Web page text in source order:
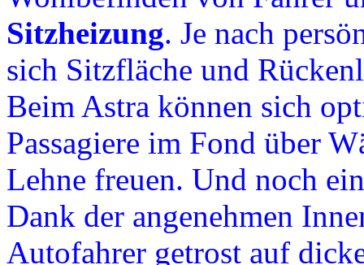
Sitzheizung. Je nach
sich Sitzfläche und
Beim Astra können sich
Passagiere im Fond über
Lehne freuen. Und noch
Dank der angenehmen
Autofahrer getrost auf